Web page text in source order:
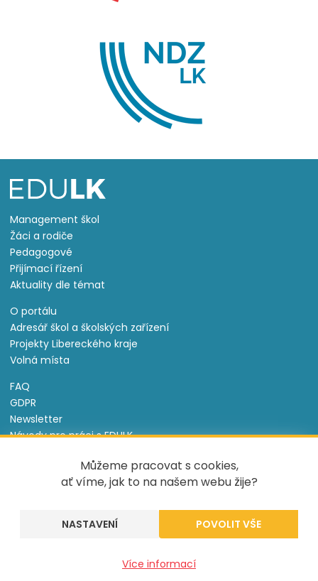
Můžeme pracovat s cookies,
ať víme, jak to na našem webu žije?
NASTAVENÍ
Více informací
Management škol
Žáci a rodiče
Pedagogové
Přijímací řízení
Aktuality dle témat
O portálu
Adresář škol a školských zařízení
Projekty Libereckého kraje
Volná místa
FAQ
GDPR
Newsletter
Návody pro práci s EDULK
Nastavení cookies
Informace o souborech cookie
Tento projekt je spolufinancován Evropským sociálním
fondem a státním rozpočtem České republiky.